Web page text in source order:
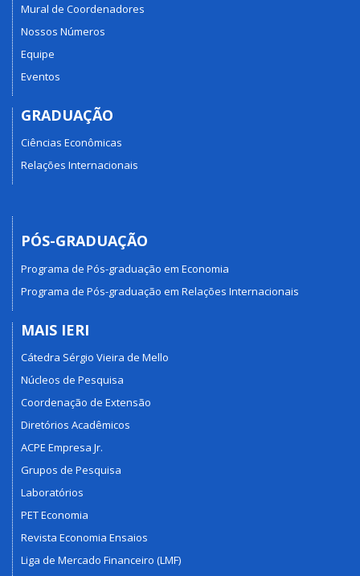
Mural de Coordenadores
Nossos Números
Equipe
Eventos
GRADUAÇÃO
Ciências Econômicas
Relações Internacionais
PÓS-GRADUAÇÃO
Programa de Pós-graduação em Economia
Programa de Pós-graduação em Relações Internacionais
MAIS IERI
Cátedra Sérgio Vieira de Mello
Núcleos de Pesquisa
Coordenação de Extensão
Diretórios Acadêmicos
ACPE Empresa Jr.
Grupos de Pesquisa
Laboratórios
PET Economia
Revista Economia Ensaios
Liga de Mercado Financeiro (LMF)